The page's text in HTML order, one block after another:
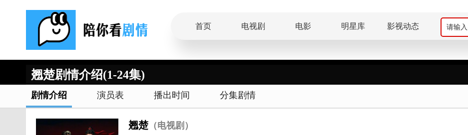
首页 电视剧 电影 明星库 影视动态
翘楚剧情介绍(1-24集)
剧情介绍 演员表 播出时间 分集剧情
翘楚（电视剧）